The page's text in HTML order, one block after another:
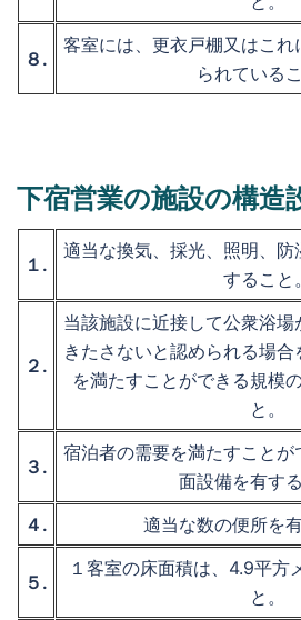
８.
客室には、更衣戸棚又はこ
られているこ
下宿営業の施設の構造
１.
適当な換気、採光、照明、
すること。
２.
当該施設に近接して公衆浴
きたさないと認められる場
を満たすことができる規模
と。
３.
宿泊者の需要を満たすこと
面設備を有する
４.
適当な数の便所を
５.
１客室の床面積は、4.9平方
と。